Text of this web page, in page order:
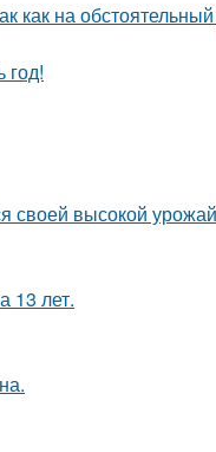
как на
год!
своей высокой
13 лет.